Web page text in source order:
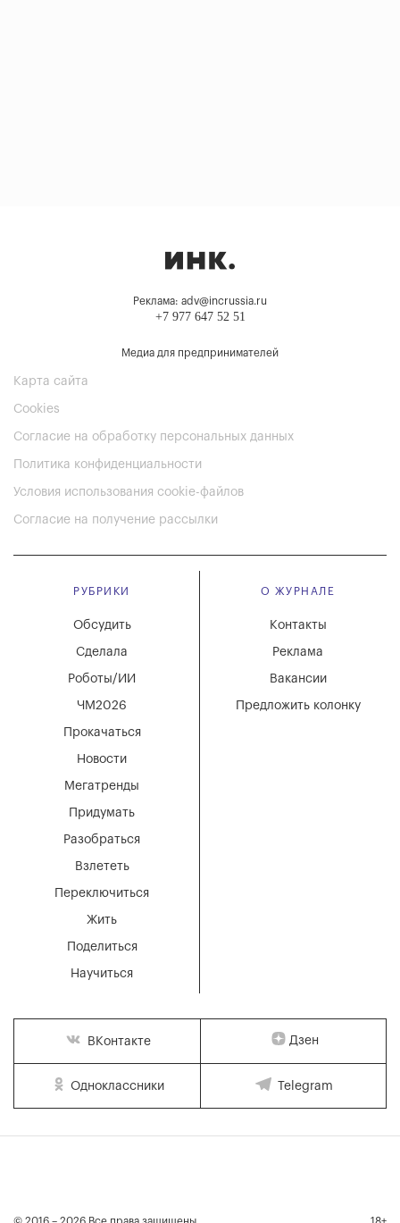
Реклама: adv@incrussia.ru
+7 977 647 52 51
Медиа для предпринимателей
Карта сайта
Cookies
Согласие на обработку персональных данных
Политика конфиденциальности
Условия использования cookie-файлов
Согласие на получение рассылки
РУБРИКИ
Мегатренды
Придумать
Разобраться
Взлететь
Новости
Переключиться
Жить
Поделиться
Научиться
Обсудить
Сделала
Роботы/ИИ
ЧМ2026
Прокачаться
О ЖУРНАЛЕ
Вакансии
Реклама
Контакты
Предложить колонку
ВКонтакте Дзен
Одноклассники Telegram